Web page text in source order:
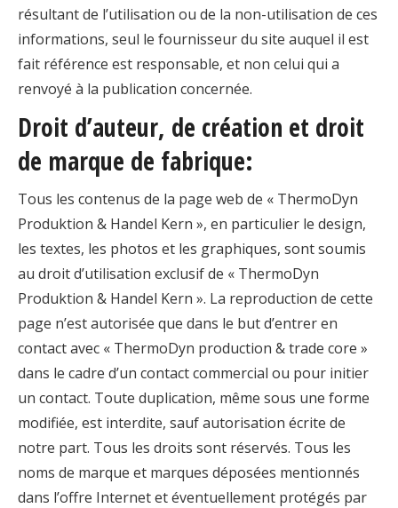
résultant de l’utilisation ou de la non-utilisation de ces
informations, seul le fournisseur du site auquel il est
fait référence est responsable, et non celui qui a
renvoyé à la publication concernée.
Droit d’auteur, de création et droit
de marque de fabrique:
Tous les contenus de la page web de « ThermoDyn
Produktion & Handel Kern », en particulier le design,
les textes, les photos et les graphiques, sont soumis
au droit d’utilisation exclusif de « ThermoDyn
Produktion & Handel Kern ». La reproduction de cette
page n’est autorisée que dans le but d’entrer en
contact avec « ThermoDyn production & trade core »
dans le cadre d’un contact commercial ou pour initier
un contact. Toute duplication, même sous une forme
modifiée, est interdite, sauf autorisation écrite de
notre part. Tous les droits sont réservés. Tous les
noms de marque et marques déposées mentionnés
dans l’offre Internet et éventuellement protégés par